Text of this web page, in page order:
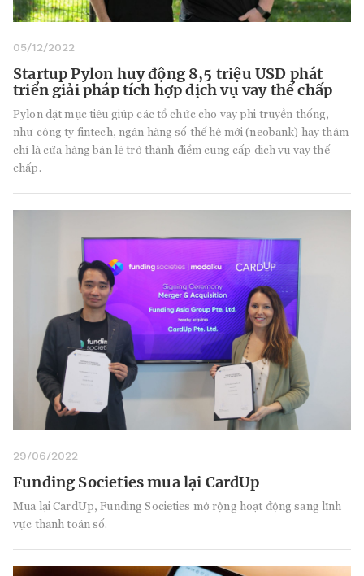
05/12/2022
Startup Pylon huy động 8,5 triệu USD phát
triển giải pháp tích hợp dịch vụ vay thế chấp
Pylon đặt mục tiêu giúp các tổ chức cho vay phi truyền thống,
như công ty fintech, ngân hàng số thế hệ mới (neobank) hay thậm
chí là cửa hàng bán lẻ trở thành điểm cung cấp dịch vụ vay thế
chấp.
29/06/2022
Funding Societies mua lại CardUp
Mua lại CardUp, Funding Societies mở rộng hoạt động sang lĩnh
vực thanh toán số.